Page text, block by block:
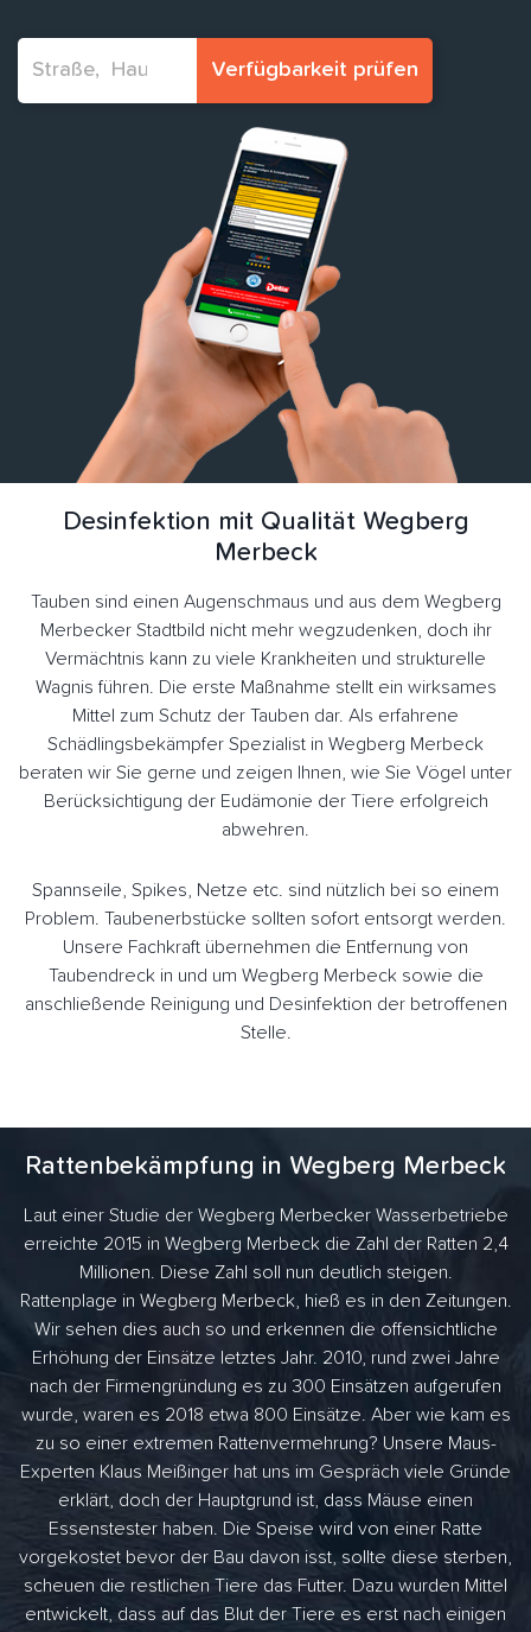
Verfügbarkeit prüfen
Desinfektion mit Qualität Wegberg
Merbeck
Tauben sind einen Augenschmaus und aus dem Wegberg
Merbecker Stadtbild nicht mehr wegzudenken, doch ihr
Vermächtnis kann zu viele Krankheiten und strukturelle
Wagnis führen. Die erste Maßnahme stellt ein wirksames
Mittel zum Schutz der Tauben dar. Als erfahrene
Schädlingsbekämpfer Spezialist in Wegberg Merbeck
beraten wir Sie gerne und zeigen Ihnen, wie Sie Vögel unter
Berücksichtigung der Eudämonie der Tiere erfolgreich
abwehren.
Spannseile, Spikes, Netze etc. sind nützlich bei so einem
Problem. Taubenerbstücke sollten sofort entsorgt werden.
Unsere Fachkraft übernehmen die Entfernung von
Taubendreck in und um Wegberg Merbeck sowie die
anschließende Reinigung und Desinfektion der betroffenen
Stelle.
Rattenbekämpfung in Wegberg Merbeck
Laut einer Studie der Wegberg Merbecker Wasserbetriebe
erreichte 2015 in Wegberg Merbeck die Zahl der Ratten 2,4
Millionen. Diese Zahl soll nun deutlich steigen.
Rattenplage in Wegberg Merbeck, hieß es in den Zeitungen.
Wir sehen dies auch so und erkennen die offensichtliche
Erhöhung der Einsätze letztes Jahr. 2010, rund zwei Jahre
nach der Firmengründung es zu 300 Einsätzen aufgerufen
wurde, waren es 2018 etwa 800 Einsätze. Aber wie kam es
zu so einer extremen Rattenvermehrung? Unsere Maus-
Experten Klaus Meißinger hat uns im Gespräch viele Gründe
erklärt, doch der Hauptgrund ist, dass Mäuse einen
Essenstester haben. Die Speise wird von einer Ratte
vorgekostet bevor der Bau davon isst, sollte diese sterben,
scheuen die restlichen Tiere das Futter. Dazu wurden Mittel
entwickelt, dass auf das Blut der Tiere es erst nach einigen